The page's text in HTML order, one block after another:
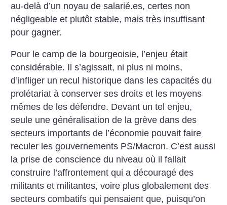
au-delà d’un noyau de salarié.es, certes non
négligeable et plutôt stable, mais très insuffisant
pour gagner.
Pour le camp de la bourgeoisie, l’enjeu était
considérable. Il s’agissait, ni plus ni moins,
d’infliger un recul historique dans les capacités du
prolétariat à conserver ses droits et les moyens
mêmes de les défendre. Devant un tel enjeu,
seule une généralisation de la grève dans des
secteurs importants de l’économie pouvait faire
reculer les gouvernements PS/Macron. C’est aussi
la prise de conscience du niveau où il fallait
construire l’affrontement qui a découragé des
militants et militantes, voire plus globalement des
secteurs combatifs qui pensaient que, puisqu’on